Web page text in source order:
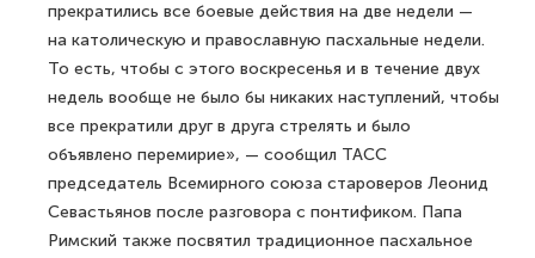
прекратились все боевые действия на две недели —
на католическую и православную пасхальные недели.
То есть, чтобы с этого воскресенья и в течение двух
недель вообще не было бы никаких наступлений, чтобы
все прекратили друг в друга стрелять и было
объявлено перемирие», — сообщил ТАСС
председатель Всемирного союза староверов Леонид
Севастьянов после разговора с понтификом. Папа
Римский также посвятил традиционное пасхальное